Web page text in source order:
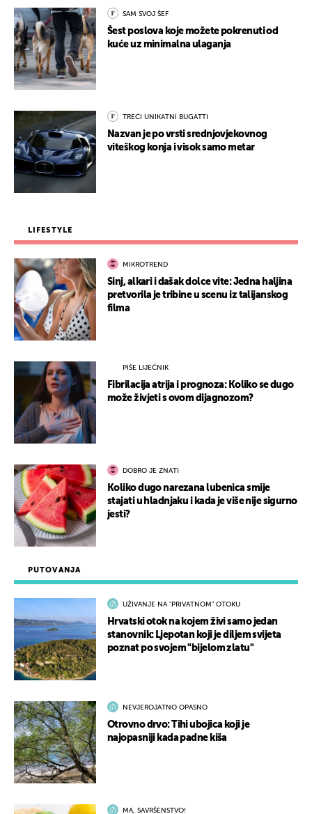
PUTOVANJA
UŽIVANJE NA "PRIVATNOM" OTOKU
Hrvatski otok na kojem živi samo jedan
stanovnik: Ljepotan koji je diljem svijeta
poznat po svojem "bijelom zlatu"
NEVJEROJATNO OPASNO
Otrovno drvo: Tihi ubojica koji je
najopasniji kada padne kiša
MA, SAVRŠENSTVO!
SAM SVOJ ŠEF
Šest poslova koje možete pokrenuti od
kuće uz minimalna ulaganja
TREĆI UNIKATNI BUGATTI
Nazvan je po vrsti srednjovjekovnog
viteškog konja i visok samo metar
LIFESTYLE
MIKROTREND
Sinj, alkari i dašak dolce vite: Jedna haljina
pretvorila je tribine u scenu iz talijanskog
filma
PIŠE LIJEČNIK
Fibrilacija atrija i prognoza: Koliko se dugo
može živjeti s ovom dijagnozom?
DOBRO JE ZNATI
Koliko dugo narezana lubenica smije
stajati u hladnjaku i kada je više nije sigurno
jesti?